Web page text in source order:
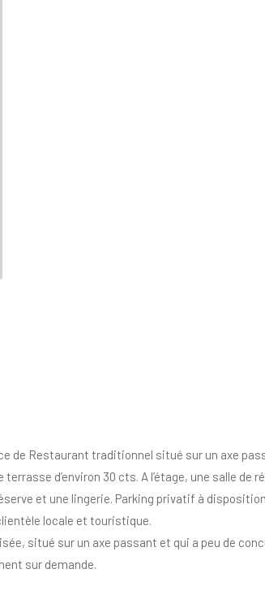
de Restaurant traditionnel situé sur un axe
terrasse d’environ 30 cts. A l’étage, une salle
et une lingerie. Parking privatif à
locale et touristique.
situé sur un axe passant et qui a peu de
sur demande.